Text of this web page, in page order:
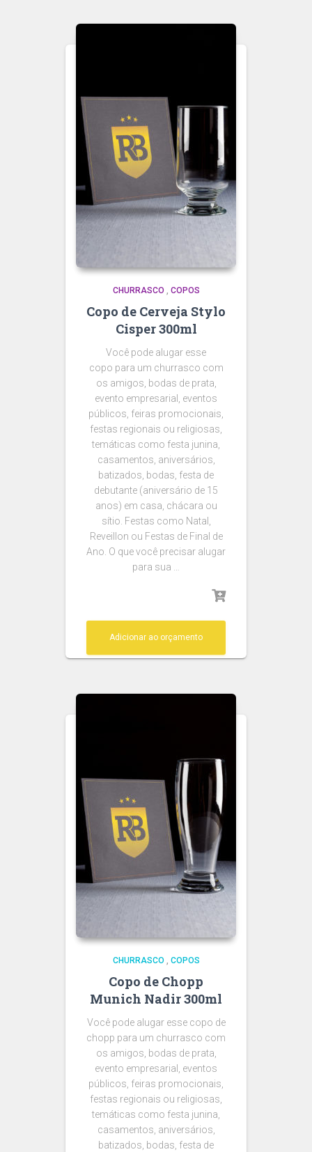
CHURRASCO , COPOS
Copo de Cerveja Stylo
Cisper 300ml
Você pode alugar esse
copo para um churrasco com
os amigos, bodas de prata,
evento empresarial, eventos
públicos, feiras promocionais,
festas regionais ou religiosas,
temáticas como festa junina,
casamentos, aniversários,
batizados, bodas, festa de
debutante (aniversário de 15
anos) em casa, chácara ou
sítio. Festas como Natal,
Reveillon ou Festas de Final de
Ano. O que você precisar alugar
para sua …
Adicionar ao orçamento
CHURRASCO, COPOS
Copo de Chopp
Munich Nadir 300ml
Você pode alugar esse copo de
chopp para um churrasco com
os amigos, bodas de prata,
evento empresarial, eventos
públicos, feiras promocionais,
festas regionais ou religiosas,
temáticas como festa junina,
casamentos, aniversários,
batizados, bodas, festa de